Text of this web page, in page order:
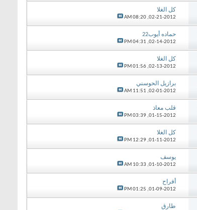
كل الغلا
02-21-2012,
08:20 AM
حماده أيوب22
02-14-2012,
04:31 PM
كل الغلا
02-13-2012,
01:56 PM
برازيل الحوسني
02-01-2012,
11:51 AM
قلب معاذ
01-15-2012,
03:39 PM
كل الغلا
01-11-2012,
12:29 PM
يوسف
01-10-2012,
10:33 AM
أفراح
01-09-2012,
01:25 PM
طارق